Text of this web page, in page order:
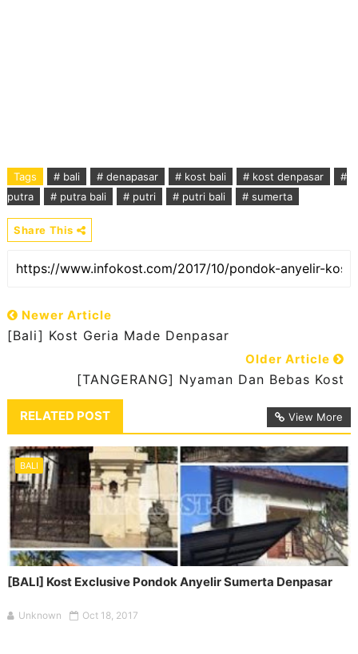
Tags # bali # denapasar # kost bali # kost denpasar
#
putra
# putra bali # putri # putri bali # sumerta
Share This
Newer Article
[Bali] Kost Geria Made Denpasar
Older Article
[TANGERANG] Nyaman Dan Bebas Kost
RELATED POST View More
BALI
[BALI] Kost Exclusive Pondok Anyelir Sumerta Denpasar
Unknown Oct 18, 2017